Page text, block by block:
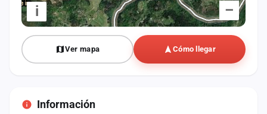
–
i
Ver mapa Cómo llegar
Información